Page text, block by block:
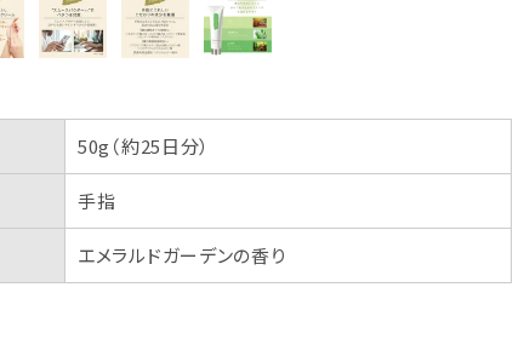
50g（約25日分）
手指
エメラルドガーデンの香り